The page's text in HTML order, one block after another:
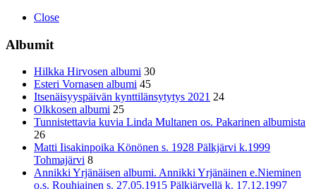
Close
Albumit
Hilkka Hirvosen albumi 30
Esteri Vornasen albumi 45
Itsenäisyyspäivän kynttilänsytytys 2021 24
Olkkosen albumi 25
Tunnistettavia kuvia Linda Multanen os. Pakarinen albumista
26
Matti Iisakinpoika Könönen s. 1928 Pälkjärvi k.1999
Tohmajärvi 8
Annikki Yrjänäisen albumi. Annikki Yrjänäinen e.Nieminen
o.s. Rouhiainen s. 27.05.1915 Pälkjärvellä k. 17.12.1997